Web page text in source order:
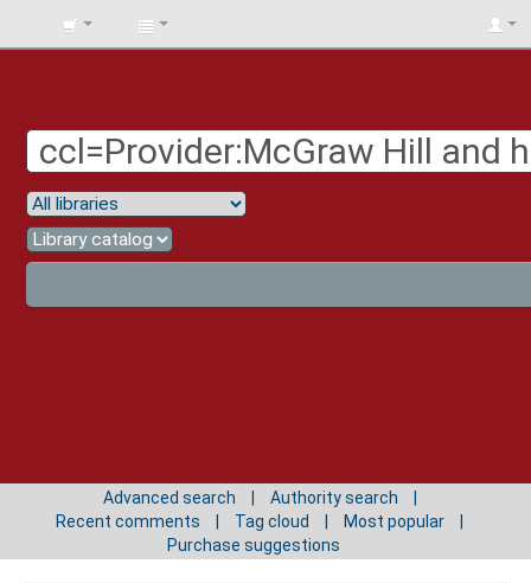
BIBLIOTECA
Advanced search
Authority search
Recent comments
Tag cloud
Most popular
Purchase suggestions